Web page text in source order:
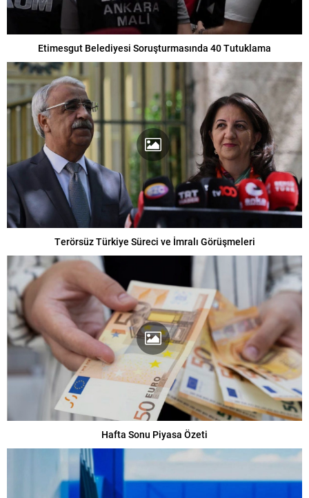
Etimesgut Belediyesi Soruşturmasında 40 Tutuklama
Terörsüz Türkiye Süreci ve İmralı Görüşmeleri
Hafta Sonu Piyasa Özeti